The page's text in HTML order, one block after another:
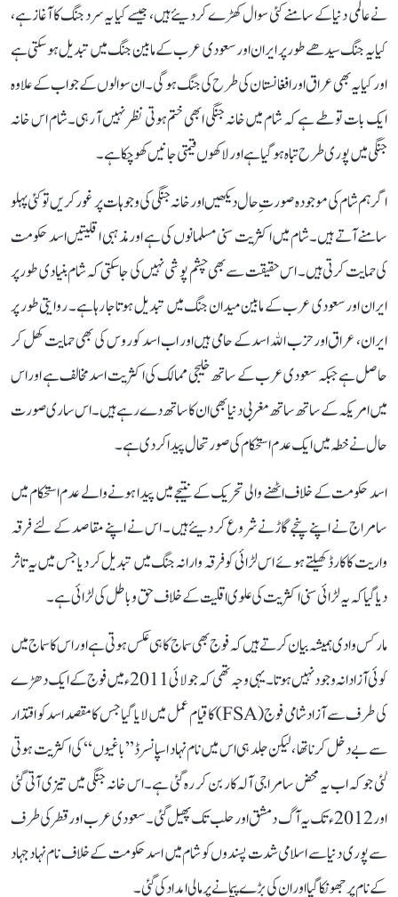
نے عالمی دنیا کے سامنے کئی سوال کھڑے کر دیئے ہیں، جیسے کیا یہ سرد جنگ کا آغاز ہے،
کیا یہ جنگ سیدھے طور پر ایران اور سعودی عرب کے مابین جنگ میں تبدیل ہو سکتی ہے
اور کیا یہ بھی عراق اور افغانستان کی طرح کی جنگ ہو گی۔ ان سوالوں کے جواب کے علاوہ
ایک بات تو طے ہے کہ شام میں خانہ جنگی ابھی ختم ہوتی نظر نہیں آ رہی۔ شام اس خانہ
جنگی میں پوری طرح تباہ ہو گیا ہے اور لاکھوں قیمتی جانیں کھو چکا ہے۔
اگر ہم شام کی موجودہ صورت ِحال دیکھیں اور خانہ جنگی کی وجوہات پر غور کریں تو کئی پہلو
سامنے آتے ہیں۔ شام میں اکثریت سنی مسلمانوں کی ہے اور مذہبی اقلیتیں اسد حکومت
کی حمایت کرتی ہیں ۔ اس حقیقت سے بھی چشم پوشی نہیں کی جا سکتی کہ شام بنیادی طور پر
ایران اور سعودی عرب کے مابین میدان جنگ میں تبدیل ہوتا جا رہا ہے۔ روایتی طور پر
ایران، عراق اور حزب اﷲ اسد کے حامی ہیں اور اب اسد کو روس کی بھی حمایت کھل کر
حاصل ہےجبکہ سعودی عرب کے ساتھ خلیجی ممالک کی اکثریت اسد مخالف ہے اور اس
میں امریکہ کے ساتھ ساتھ مغربی دنیا بھی ان کا ساتھ دے رہے ہیں ۔ اس ساری صورت
ِحال نے خطہ میں ایک عدم استحکام کی صورتحال پیدا کر دی ہے ۔
اسد حکومت کے خلاف اٹھنے والی تحریک کے نتیجے میں پیدا ہونے والے عدم استحکام میں
سامراج نے اپنے پنجے گاڑنے شروع کر دیئے ہیں ۔ اس نے اپنے مقاصد کے لئے فرقہ
واریت کا کارڈ کھیلتے ہوئے اس لڑائی کو فرقہ وارانہ جنگ میں تبدیل کر دیا جس میں یہ تاثر
دیا گیا کہ یہ لڑائی سنی اکثریت کی علوی اقلیت کے خلاف حق و باطل کی لڑائی ہے۔
مارکس وادی ہمیشہ بیان کرتے ہیں کہ فوج بھی سماج کا ہی عکس ہوتی ہے اوراس کا سماج میں
کوئی آزادانہ وجود نہیں ہوتا۔ یہی وجہ تھی کہ جولائی 2011ء میں فوج کے ایک دھڑے
کی طرف سے آزاد شامی فوج (FSA) کا قیام عمل میں لایا گیا جس کا مقصد اسد کو اقتدار
سے بے دخل کرنا تھا ، لیکن جلد ہی اس میں نام نہاد اسپانسرڈ ’’باغیوں‘‘ کی اکثریت ہوتی
گئی جو کہ اب یہ محض سامراجی آلہ کار بن کر رہ گئی ہے۔ اس خانہ جنگی میں تیز ی آتی گئی
اور 2012ء تک یہ آگ دمشق اور حلب تک پھیل گئی۔ سعودی عرب اور قطر کی طرف
سے پوری دنیا سے اسلامی شدت پسندوں کو شام میں اسد حکومت کے خلاف نا م نہاد جہاد
کےنام پر جھونکا گیا اور ان کی بڑے پیمانے پر مالی امداد کی گئی۔